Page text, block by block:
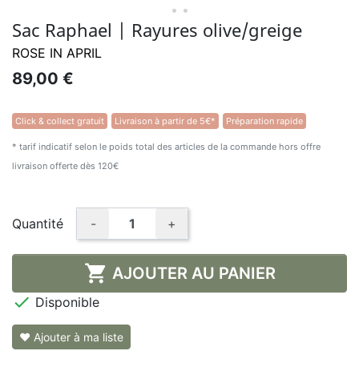
• •
Sac Raphael | Rayures olive/greige
ROSE IN APRIL
89,00 €
Click & collect gratuit Livraison à partir de 5€* Préparation rapide
* tarif indicatif selon le poids total des articles de la commande hors offre
livraison offerte dès 120€
Quantité - +
 AJOUTER AU PANIER
 Disponible
❤ Ajouter à ma liste